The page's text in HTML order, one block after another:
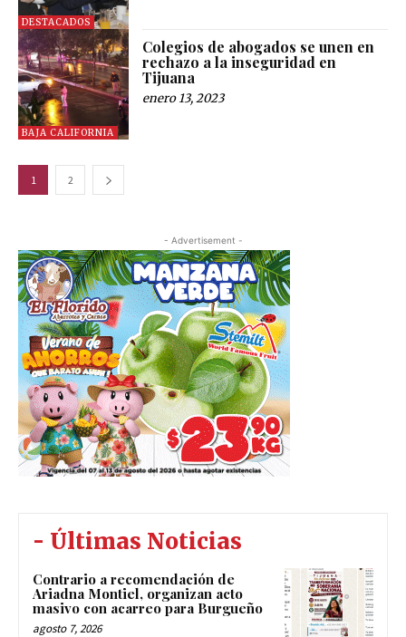
DESTACADOS
BAJA CALIFORNIA
Colegios de abogados se unen en
rechazo a la inseguridad en
Tijuana
enero 13, 2023
1 2
- Advertisement -
- Últimas Noticias
Contrario a recomendación de
Ariadna Montiel, organizan acto
masivo con acarreo para Burgueño
agosto 7, 2026